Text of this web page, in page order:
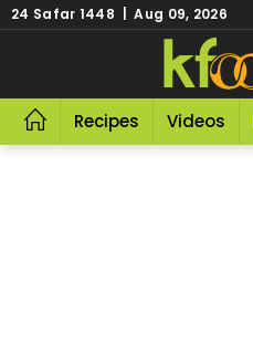
24 Safar 1448 | Aug 09, 2026
Recipes Videos